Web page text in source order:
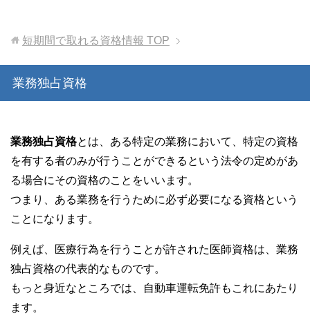
短期間で取れる資格情報 TOP
業務独占資格
業務独占資格とは、ある特定の業務において、特定の資格
を有する者のみが行うことができるという法令の定めがあ
る場合にその資格のことをいいます。
つまり、ある業務を行うために必ず必要になる資格という
ことになります。
例えば、医療行為を行うことが許された医師資格は、業務
独占資格の代表的なものです。
もっと身近なところでは、自動車運転免許もこれにあたり
ます。